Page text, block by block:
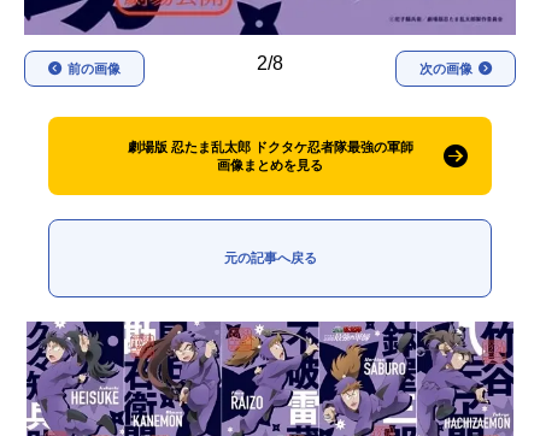
2/8
前の画像 次の画像
劇場版 忍たま乱太郎 ドクタケ忍者隊最強の軍師
画像まとめを見る
元の記事へ戻る